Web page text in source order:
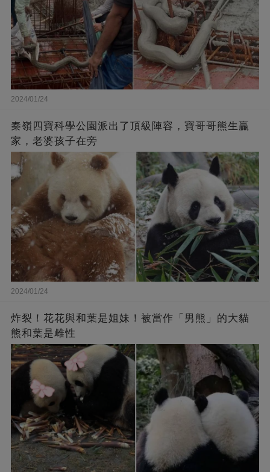
2024/01/24
秦嶺四寶科學公園派出了頂級陣容，寶哥哥熊生贏
家，老婆孩子在旁
2024/01/24
炸裂！花花與和葉是姐妹！被當作「男熊」的大貓
熊和葉是雌性